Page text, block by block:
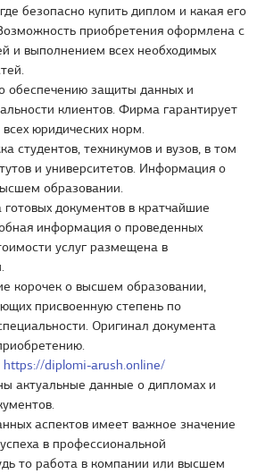
безопасно купить диплом и какая его
приобретения оформлена с
и выполнением всех необходимых
обеспечению защиты данных и
клиентов. Фирма гарантирует
юридических норм.
студентов, техникумов и вузов, в том
и университетов. Информация о
образовании.
готовых документов в кратчайшие
информация о проведенных
услуг размещена в
корочек о высшем образовании,
присвоенную степень по
Оригинал документа
https://diplomi-arush.online/
актуальные данные о дипломах и
аспектов имеет важное значение
в профессиональной
то работа в компании или высшем